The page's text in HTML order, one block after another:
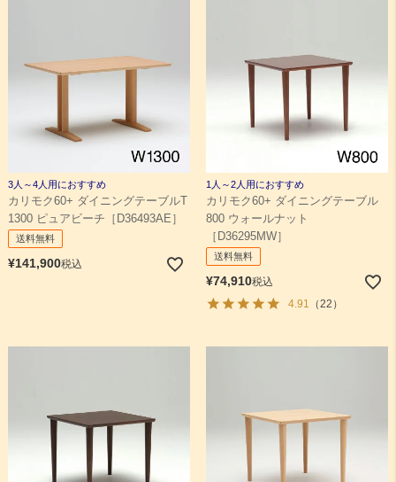
3人～4人用におすすめ
カリモク60+ ダイニングテーブルT
1300 ピュアビーチ［D36493AE］
送料無料
¥141,900税込
1人～2人用におすすめ
カリモク60+ ダイニングテーブル
800 ウォールナット
［D36295MW］
送料無料
¥74,910税込
4.91 （22）